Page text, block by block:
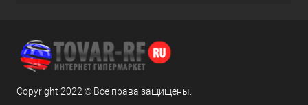
Copyright 2022 © Все права защищены.